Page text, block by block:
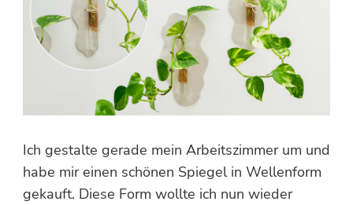
Ich gestalte gerade mein Arbeitszimmer um und
habe mir einen schönen Spiegel in Wellenform
gekauft. Diese Form wollte ich nun wieder